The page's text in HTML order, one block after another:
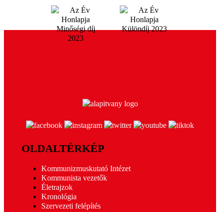
OLDALTÉRKÉP
Kommunizmuskutató Intézet
Kommunista vezetők
Életrajzok
Kronológia
Szervezeti felépítés